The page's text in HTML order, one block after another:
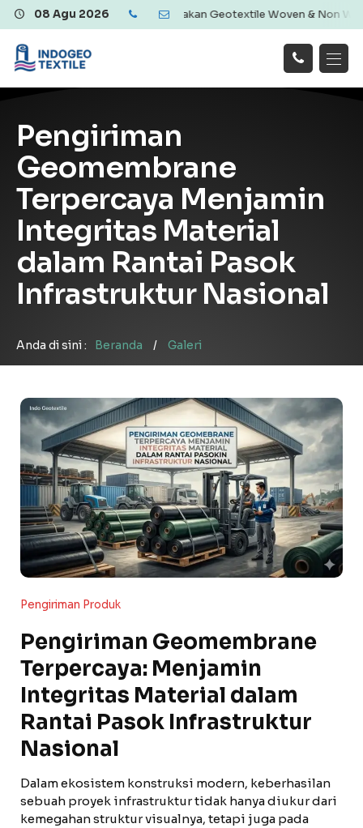
08 Agu 2026
| Menyediakan Geotextile Woven & Non Woven,
Tentang Kami
Layanan
Hubungi
Pengiriman
Geomembrane
Terpercaya Menjamin
Integritas Material
dalam Rantai Pasok
Infrastruktur Nasional
Anda di sini : Beranda / Galeri
Pengiriman Produk
Pengiriman Geomembrane
Terpercaya: Menjamin
Integritas Material dalam
Rantai Pasok Infrastruktur
Nasional
Dalam ekosistem konstruksi modern, keberhasilan
sebuah proyek infrastruktur tidak hanya diukur dari
kemegahan struktur visualnya, tetapi juga pada